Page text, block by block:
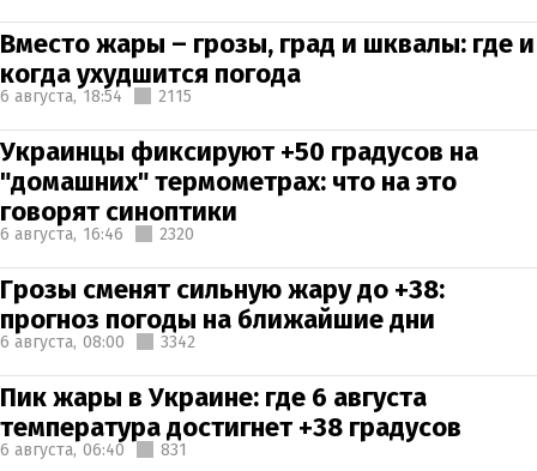
Вместо жары – грозы, град и шквалы: где и
когда ухудшится погода
6 августа, 18:54 2115
Украинцы фиксируют +50 градусов на
"домашних" термометрах: что на это
говорят синоптики
6 августа, 16:46 2320
Грозы сменят сильную жару до +38:
прогноз погоды на ближайшие дни
6 августа, 08:00 3342
Пик жары в Украине: где 6 августа
температура достигнет +38 градусов
6 августа, 06:40 831